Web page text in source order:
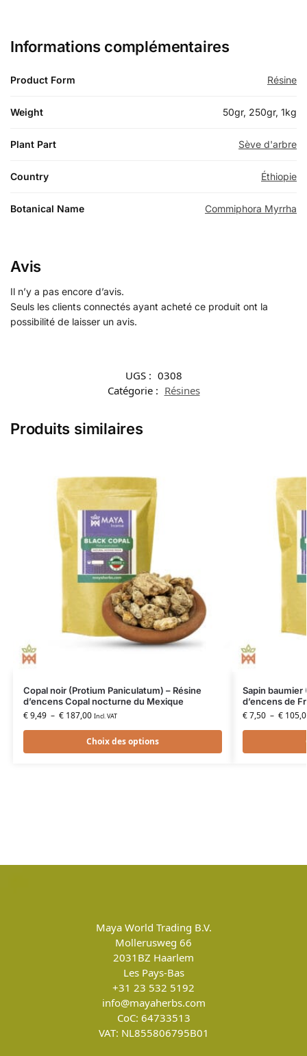
Informations complémentaires
Product Form Résine
Weight 50gr, 250gr, 1kg
Plant Part Sève d'arbre
Country Éthiopie
Botanical Name Commiphora Myrrha
Avis
Il n’y a pas encore d’avis.
Seuls les clients connectés ayant acheté ce produit ont la
possibilité de laisser un avis.
UGS : 0308
Catégorie : Résines
Produits similaires
Copal noir (Protium Paniculatum) – Résine
d’encens Copal nocturne du Mexique
€9,49 – €187,00 Incl. VAT
Choix des options
Sapin baumier
d’encens de
€7,50 – €
Maya World Trading B.V.
Mollerusweg 66
2031BZ Haarlem
Les Pays-Bas
+31 23 532 5192
info@mayaherbs.com
CoC: 64733513
VAT: NL855806795B01